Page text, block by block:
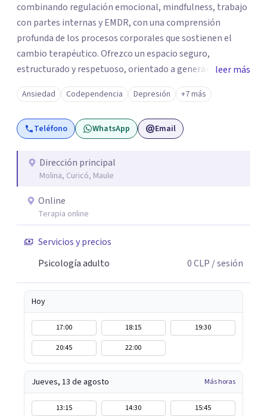
combinando regulación emocional, mindfulness, trabajo
con partes internas y EMDR, con una comprensión
profunda de los procesos corporales que sostienen el
cambio terapéutico. Ofrezco un espacio seguro,
estructurado y respetuoso, orientado a generar
estabilidad, alivio sintomático y transformación
profunda, avanzando a un ritmo acorde a la historia y
necesidades de cada persona. Si buscas un
acompañamiento profesional, humano y comprometido
honor acompañarte.
leer más
Ansiedad Codependencia Depresión +7 más
Teléfono WhatsApp Email
Dirección principal
Molina, Curicó, Maule
Online
Terapia online
Servicios y precios
Psicología adulto
0CLP / sesión
Hoy
17:00 18:15
19:30
20:45
22:00
Jueves, 13 de agosto Más horas
13:15 14:30 15:45